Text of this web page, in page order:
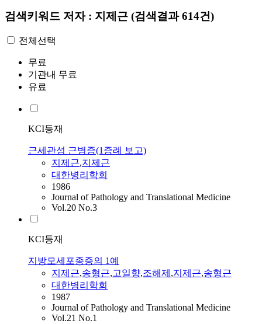
검색키워드 저자 : 지제근 (검색결과 614건)
전체선택
무료
기관내 무료
유료
KCI등재
근세관성 근병증(1증례 보고)
지제근,지제근
대한병리학회
1986
Journal of Pathology and Translational Medicine
Vol.20 No.3
KCI등재
지방모세포종증의 1예
지제근,송형근,고일향,조해제 ,지제근,송형근
대한병리학회
1987
Journal of Pathology and Translational Medicine
Vol.21 No.1